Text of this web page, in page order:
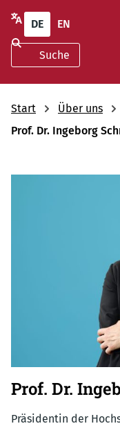
DE EN
Start Über uns
Prof. Dr. Ingeborg
Prof. Dr.
Präsidentin der